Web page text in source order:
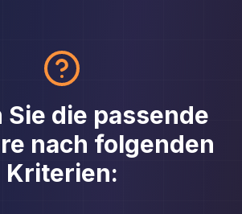
Sie die passende
nach folgenden
Kriterien: